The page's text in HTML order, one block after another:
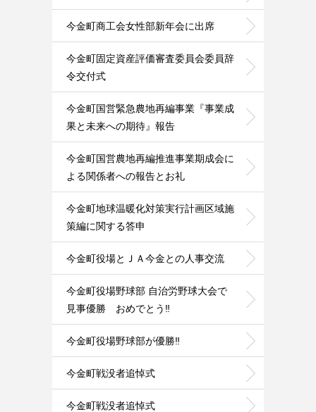
今金町商工会女性部新年会に出席
今金町固定資産評価審査委員会委員辞
令交付式
今金町国営緊急農地再編事業『事業成
果と未来への期待』報告
今金町国営農地再編推進事業期成会に
よる関係者への報告とお礼
今金町地球温暖化対策実行計画区域施
策編に関する答申
今金町役場とＪＡ今金との人事交流
今金町役場野球部 自治労野球大会で
見事優勝 おめでとう‼️
今金町役場野球部が優勝‼️
今金町戦没者追悼式
今金町戦没者追悼式